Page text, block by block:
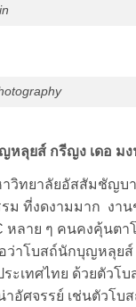
หลุยส์ กรีญง เดอ มง
ทยาลัยอัสสัมชัญบา
ม ที่งดงามมาก งา
หลาย ๆ คนคงคุ้นต
โบสถ์นักบุญหลุยส์
เทศไทย ด้วยตัวโบ
อัศจรรย์ เช่นตัวโบ